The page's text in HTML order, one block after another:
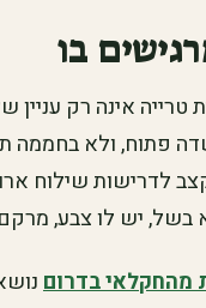
בו
טרייה אינה רק
פתוח, ולא בחממה
לדרישות שילוח
בשל, יש לו צבע,
מהחקלאי בדרום